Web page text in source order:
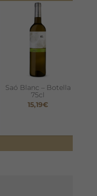
Saó Blanc – Botella
75cl
15,19€